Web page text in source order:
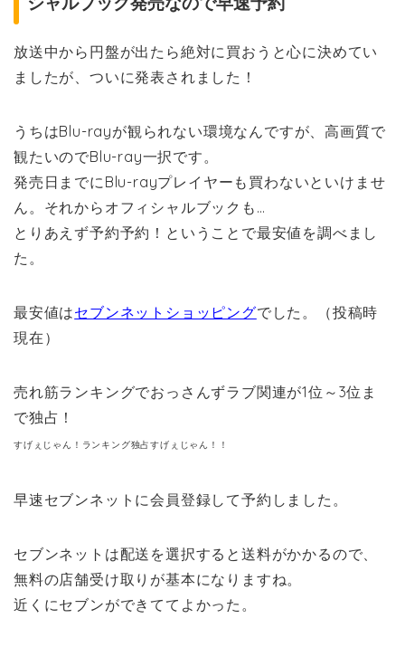
放送中から円盤が出たら絶対に買おうと心に決めてい
ましたが、ついに発表されました！
うちはBlu-rayが観られない環境なんですが、高画質で
観たいのでBlu-ray一択です。
発売日までにBlu-rayプレイヤーも買わないといけませ
ん。それからオフィシャルブックも…
とりあえず予約予約！ということで最安値を調べまし
た。
最安値はセブンネットショッピングでした。（投稿時
現在）
売れ筋ランキングでおっさんずラブ関連が1位～3位ま
で独占！
すげぇじゃん！ランキング独占すげぇじゃん！！
早速セブンネットに会員登録して予約しました。
セブンネットは配送を選択すると送料がかかるので、
無料の店舗受け取りが基本になりますね。
近くにセブンができててよかった。